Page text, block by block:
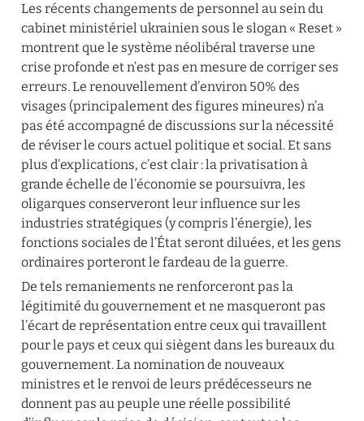
Les récents changements de personnel au sein du
cabinet ministériel ukrainien sous le slogan « Reset »
montrent que le système néolibéral traverse une
crise profonde et n’est pas en mesure de corriger ses
erreurs. Le renouvellement d’environ 50% des
visages (principalement des figures mineures) n’a
pas été accompagné de discussions sur la nécessité
de réviser le cours actuel politique et social. Et sans
plus d’explications, c’est clair : la privatisation à
grande échelle de l’économie se poursuivra, les
oligarques conserveront leur influence sur les
industries stratégiques (y compris l’énergie), les
fonctions sociales de l’État seront diluées, et les gens
ordinaires porteront le fardeau de la guerre.
De tels remaniements ne renforceront pas la
légitimité du gouvernement et ne masqueront pas
l’écart de représentation entre ceux qui travaillent
pour le pays et ceux qui siègent dans les bureaux du
gouvernement. La nomination de nouveaux
ministres et le renvoi de leurs prédécesseurs ne
donnent pas au peuple une réelle possibilité